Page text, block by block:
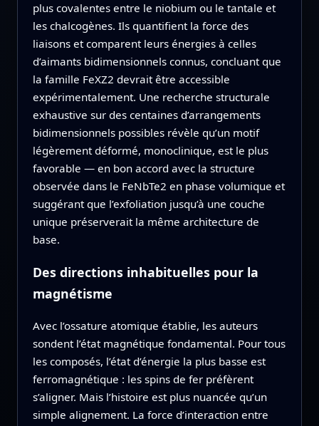
plus covalentes entre le niobium ou le tantale et
les chalcogènes. Ils quantifient la force des
liaisons et comparent leurs énergies à celles
d’aimants bidimensionnels connus, concluant que
la famille FeXZ2 devrait être accessible
expérimentalement. Une recherche structurale
exhaustive sur des centaines d’arrangements
bidimensionnels possibles révèle qu’un motif
légèrement déformé, monoclinique, est le plus
favorable — en bon accord avec la structure
observée dans le FeNbTe2 en phase volumique et
suggérant que l’exfoliation jusqu’à une couche
unique préserverait la même architecture de
base.
Des directions inhabituelles pour la
magnétisme
Avec l’ossature atomique établie, les auteurs
sondent l’état magnétique fondamental. Pour tous
les composés, l’état d’énergie la plus basse est
ferromagnétique : les spins de fer préfèrent
s’aligner. Mais l’histoire est plus nuancée qu’un
simple alignement. La force d’interaction entre